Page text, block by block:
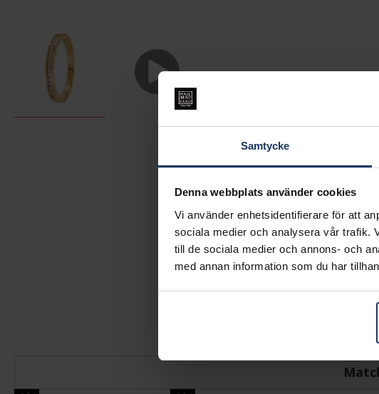
Samtycke
Denna webbplats använder cookies
Vi använder enhetsidentifierare för att
sociala medier och analysera vår trafik.
till de sociala medier och annons- och
med annan information som du har